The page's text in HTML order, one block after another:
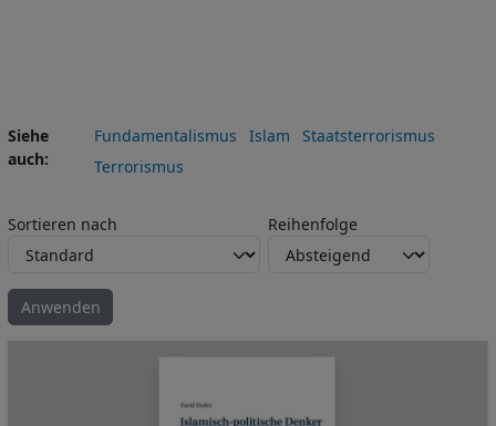
Siehe
auch
Fundamentalismus Islam
Staatsterrorismus
Terrorismus
Sortieren nach Reihenfolge